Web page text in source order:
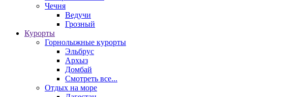
Чечня
Ведучи
Грозный
Курорты
Горнолыжные курорты
Эльбрус
Архыз
Домбай
Смотреть все...
Отдых на море